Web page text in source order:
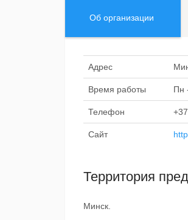
Об организации
Адрес
Время работы Пн
Телефон
Сайт
Территория
Минск.